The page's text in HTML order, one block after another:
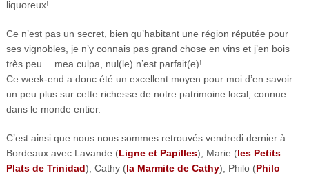
liquoreux!
Ce n’est pas un secret, bien qu’habitant une région réputée pour
ses vignobles, je n’y connais pas grand chose en vins et j’en bois
très peu… mea culpa, nul(le) n’est parfait(e)!
Ce week-end a donc été un excellent moyen pour moi d’en savoir
un peu plus sur cette richesse de notre patrimoine local, connue
dans le monde entier.
C’est ainsi que nous nous sommes retrouvés vendredi dernier à
Bordeaux avec Lavande (Ligne et Papilles), Marie (les Petits
Plats de Trinidad), Cathy (la Marmite de Cathy), Philo (Philo